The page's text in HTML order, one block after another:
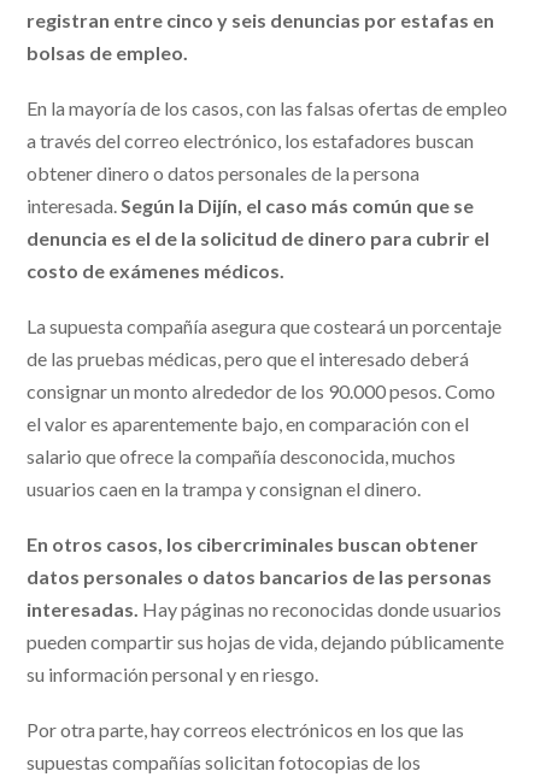
registran entre cinco y seis denuncias por estafas en
bolsas de empleo.
En la mayoría de los casos, con las falsas ofertas de empleo
a través del correo electrónico, los estafadores buscan
obtener dinero o datos personales de la persona
interesada. Según la Dijín, el caso más común que se
denuncia es el de la solicitud de dinero para cubrir el
costo de exámenes médicos.
La supuesta compañía asegura que costeará un porcentaje
de las pruebas médicas, pero que el interesado deberá
consignar un monto alrededor de los 90.000 pesos. Como
el valor es aparentemente bajo, en comparación con el
salario que ofrece la compañía desconocida, muchos
usuarios caen en la trampa y consignan el dinero.
En otros casos, los cibercriminales buscan obtener
datos personales o datos bancarios de las personas
interesadas. Hay páginas no reconocidas donde usuarios
pueden compartir sus hojas de vida, dejando públicamente
su información personal y en riesgo.
Por otra parte, hay correos electrónicos en los que las
supuestas compañías solicitan fotocopias de los